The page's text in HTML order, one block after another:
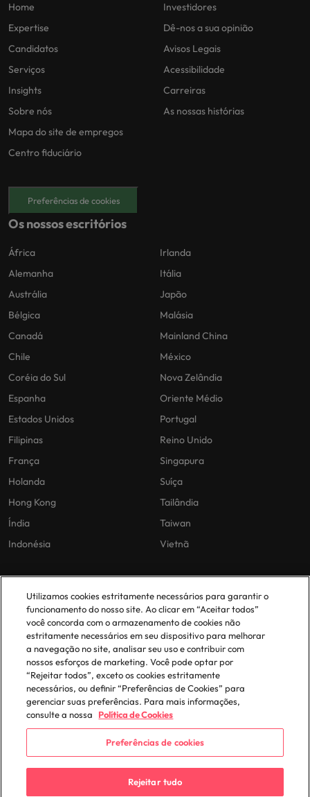
Home
Expertise
Candidatos
Serviços
Insights
Sobre nós
Mapa do site de empregos
Centro fiduciário
Investidores
Dê-nos a sua opinião
Avisos Legais
Acessibilidade
Carreiras
As nossas histórias
Preferências de cookies
Os nossos escritórios
África
Alemanha
Austrália
Bélgica
Canadá
Chile
Coréia do Sul
Espanha
Estados Unidos
Filipinas
França
Holanda
Hong Kong
Índia
Indonésia
Irlanda
Itália
Japão
Malásia
Mainland China
México
Nova Zelândia
Oriente Médio
Portugal
Reino Unido
Singapura
Suíça
Tailândia
Taiwan
Vietnã
As nossas políticas
Politica Privacidade
Politica de cookies
Política de Biblioteca
Politica de escravidão moderna
O nosso escritório em
Portugal
Lisboa
© 2025 Robert Walters Plc. All Rights Reserved.
Utilizamos cookies estritamente necessários para garantir o
funcionamento do nosso site. Ao clicar em “Aceitar todos”
você concorda com o armazenamento de cookies não
estritamente necessários em seu dispositivo para melhorar
a navegação no site, analisar seu uso e contribuir com
nossos esforços de marketing. Você pode optar por
“Rejeitar todos”, exceto os cookies estritamente
necessários, ou definir “Preferências de Cookies” para
gerenciar suas preferências. Para mais informações,
consulte a nossa
Política de Cookies
Preferências de cookies
Rejeitar tudo